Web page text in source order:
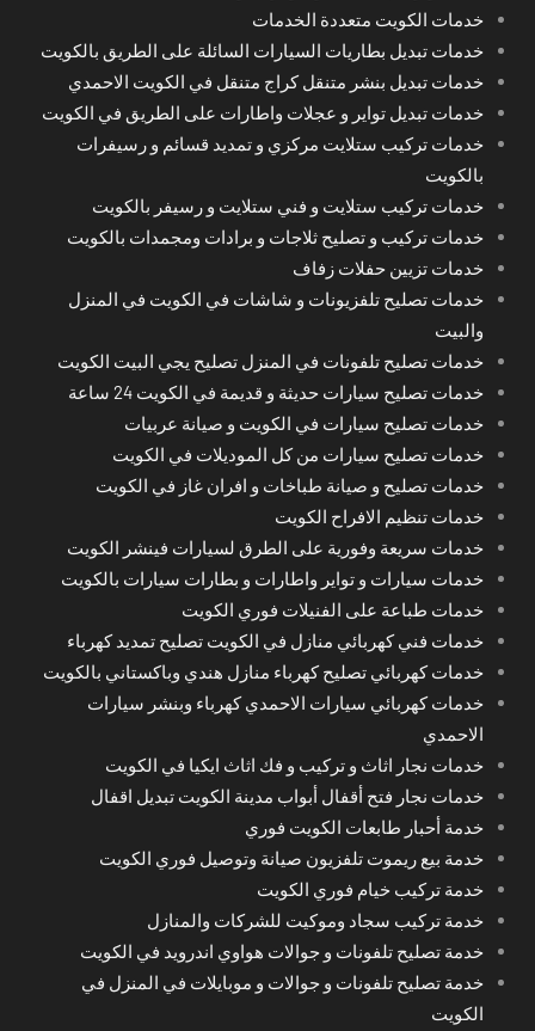
خدمات الكويت متعددة الخدمات
خدمات تبديل بطاريات السيارات السائلة على الطريق بالكويت
خدمات تبديل بنشر متنقل كراج متنقل في الكويت الاحمدي
خدمات تبديل تواير و عجلات واطارات على الطريق في الكويت
خدمات تركيب ستلايت مركزي و تمديد قسائم و رسيفرات
بالكويت
خدمات تركيب ستلايت و فني ستلايت و رسيفر بالكويت
خدمات تركيب و تصليح ثلاجات و برادات ومجمدات بالكويت
خدمات تزيين حفلات زفاف
خدمات تصليح تلفزيونات و شاشات في الكويت في المنزل
والبيت
خدمات تصليح تلفونات في المنزل تصليح يجي البيت الكويت
خدمات تصليح سيارات حديثة و قديمة في الكويت 24 ساعة
خدمات تصليح سيارات في الكويت و صيانة عربيات
خدمات تصليح سيارات من كل الموديلات في الكويت
خدمات تصليح و صيانة طباخات و افران غاز في الكويت
خدمات تنظيم الافراح الكويت
خدمات سريعة وفورية على الطرق لسيارات فينشر الكويت
خدمات سيارات و تواير واطارات و بطارات سيارات بالكويت
خدمات طباعة على الفنيلات فوري الكويت
خدمات فني كهربائي منازل في الكويت تصليح تمديد كهرباء
خدمات كهربائي تصليح كهرباء منازل هندي وباكستاني بالكويت
خدمات كهربائي سيارات الاحمدي كهرباء وبنشر سيارات
الاحمدي
خدمات نجار اثاث و تركيب و فك اثاث ايكيا في الكويت
خدمات نجار فتح أقفال أبواب مدينة الكويت تبديل اقفال
خدمة أحبار طابعات الكويت فوري
خدمة بيع ريموت تلفزيون صيانة وتوصيل فوري الكويت
خدمة تركيب خيام فوري الكويت
خدمة تركيب سجاد وموكيت للشركات والمنازل
خدمة تصليح تلفونات و جوالات هواوي اندرويد في الكويت
خدمة تصليح تلفونات و جوالات و موبايلات في المنزل في
الكويت